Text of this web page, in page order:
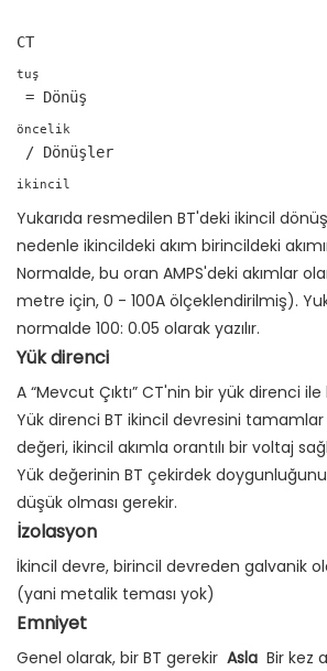
Yukarıda resmedilen BT'deki ikincil
nedenle ikincildeki akım birincildeki
Normalde, bu oran AMPS'deki akımlar
metre için, 0 - 100A ölçeklendirilmiş).
normalde 100: 0.05 olarak yazılır.
Yük direnci
A “Mevcut Çıktı” CT'nin bir yük direnci ile
Yük direnci BT ikincil devresini tamamlar
değeri, ikincil akımla orantılı bir voltaj
Yük değerinin BT çekirdek
düşük olması gerekir.
İzolasyon
İkincil devre, birincil devreden galvanik
(yani metalik teması yok)
Emniyet
Genel olarak, bir BT gerekir Asla Bir kez